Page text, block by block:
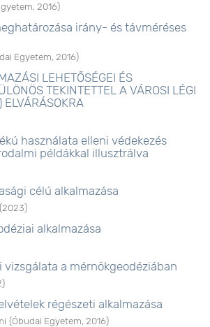
2016)
irány- és távméréses
Egyetem 2016)
LEHETŐSÉGEI ÉS
TEKINTETTEL A VÁROSI LÉGI
ELVÁRÁSOKRA
használata elleni védekezés
példákkal illusztrálva
célú alkalmazása
(2023)
alkalmazása
vizsgálata a mérnökgeodéziában
)
régészeti alkalmazása
(Óbudai Egyetem 2016)